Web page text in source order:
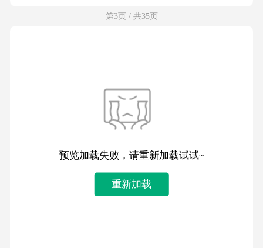
第3页 / 共35页
预览加载失败，请重新加载试试~
重新加载